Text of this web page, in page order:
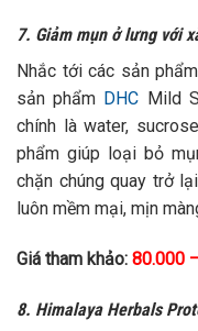
7. Giảm mụn ở lưng với
Nhắc tới các sản
sản phẩm DHC Mild
chính là water,
phẩm giúp loại bỏ
chặn chúng quay trở
luôn mềm mại, mịn
Giá tham khảo: 80.000
8. Himalaya Herbals